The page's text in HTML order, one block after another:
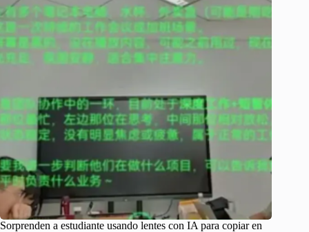
Sorprenden a estudiante usando lentes con IA para copiar en